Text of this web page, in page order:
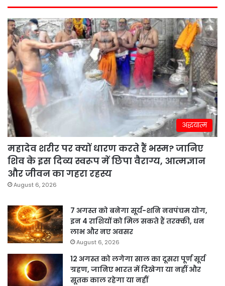
अद्धयात्म
महादेव शरीर पर क्यों धारण करते हैं भस्म? जानिए
शिव के इस दिव्य स्वरूप में छिपा वैराग्य, आत्मज्ञान
और जीवन का गहरा रहस्य
August 6, 2026
7 अगस्त को बनेगा सूर्य-शनि नवपंचम योग,
इन 4 राशियों को मिल सकते हैं तरक्की, धन
लाभ और नए अवसर
August 6, 2026
12 अगस्त को लगेगा साल का दूसरा पूर्ण सूर्य
ग्रहण, जानिए भारत में दिखेगा या नहीं और
सूतक काल रहेगा या नहीं